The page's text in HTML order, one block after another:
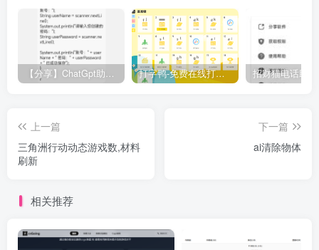
【分享】ChatGpt助手v1.24免注册直接使用 打字鸭-免费在线打字练习平台
上一篇
三角洲行动动态游戏数,材料
刷新
下一篇
ai清除物体
相关推荐